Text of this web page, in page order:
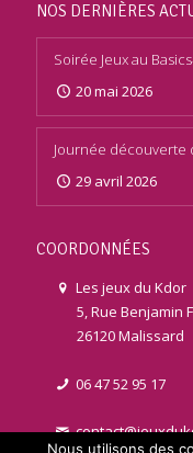
NOS DERNIÈRES
Soirée Jeux au
20 mai 2026
Journée découverte
29 avril 2026
COORDONNÉES
Les jeux du Kdor
5, Rue Benjamin
26120 Malissard
06 47 52 95 17
Nous utilisons des